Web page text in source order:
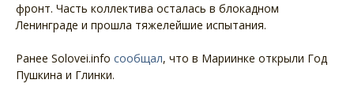
фронт. Часть коллектива осталась в блокадном
Ленинграде и прошла тяжелейшие испытания.
Ранее Solovei.info сообщал, что в Мариинке открыли Год
Пушкина и Глинки.